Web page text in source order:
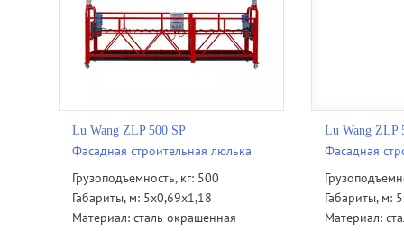
Lu Wang ZLP 500 SP
Фасадная строительная люлька
Грузоподъемность, кг: 500
Габариты, м: 5х0,69х1,18
Материал: сталь окрашенная
Lu Wang ZLP
Фасадная
Габариты, м:
Материал: